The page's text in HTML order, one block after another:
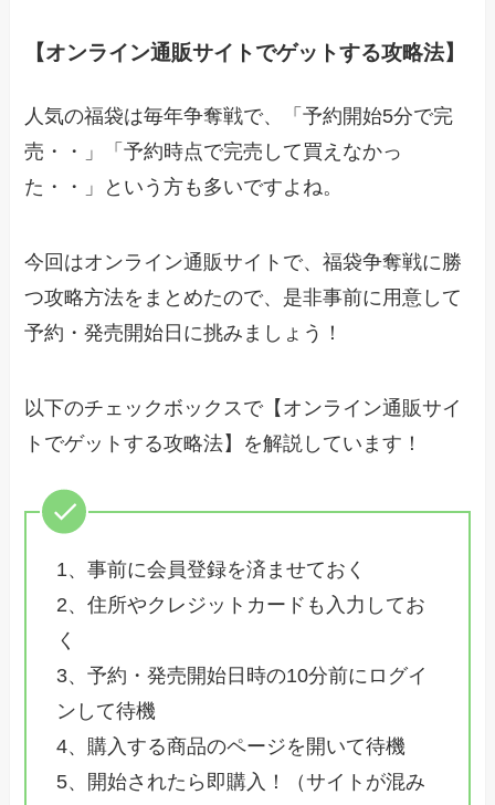
【オンライン通販サイトでゲットする攻略法】
人気の福袋は毎年争奪戦で、「予約開始5分で完
売・・」「予約時点で完売して買えなかっ
た・・」という方も多いですよね。
今回はオンライン通販サイトで、福袋争奪戦に勝
つ攻略方法をまとめたので、是非事前に用意して
予約・発売開始日に挑みましょう！
以下のチェックボックスで【オンライン通販サイ
トでゲットする攻略法】を解説しています！
1、事前に会員登録を済ませておく
2、住所やクレジットカードも入力してお
く
3、予約・発売開始日時の10分前にログイ
ンして待機
4、購入する商品のページを開いて待機
5、開始されたら即購入！（サイトが混み